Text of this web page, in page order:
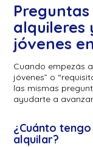
alquileres
jóvenes
Cuando empezás
jóvenes” o
las mismas
ayudarte a avanzar.
¿Cuánto
alquilar?